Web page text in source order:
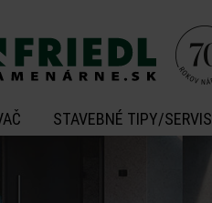
STAVEBNÉ TIPY/SERVIS